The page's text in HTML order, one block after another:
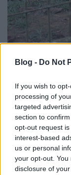
Blog - Do Not
If you wish to
processing of
targeted
section to
opt-out request
interest-based
us or personal
your opt-out.
disclosure of
#5 Az emberek
Az emberek
vagy angol
megvárják,
segítenek. Az
ember
#6 Ételek
Azoknak a